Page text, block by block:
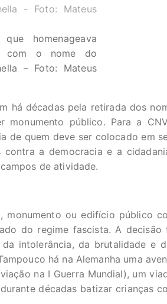
homenageava
com o nome do
– Foto: Mateus
há décadas pela retirada dos
monumento público. Para a
de quem deve ser colocado em
contra a democracia e a
de atividade.
monumento ou edifício público
do regime fascista. A
intolerância, da brutalidade e
há na Alemanha uma
na I Guerra Mundial), um
décadas batizar crianças